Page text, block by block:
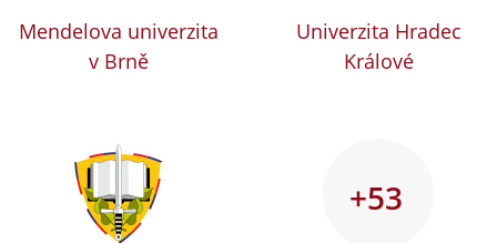
Mendelova univerzita
v Brně
Univerzita Hradec
Králové
+53